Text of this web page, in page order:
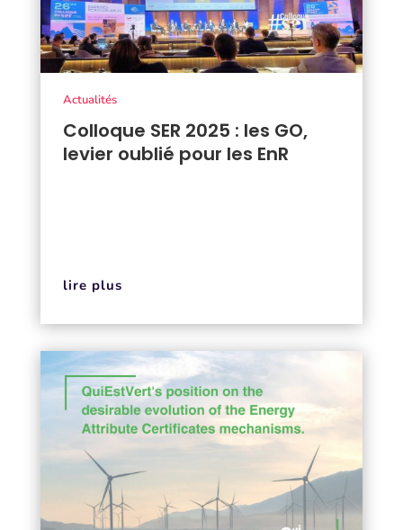
Colloque SER 2025 : les GO,
levier oublié pour les EnR
Actualités
lire plus